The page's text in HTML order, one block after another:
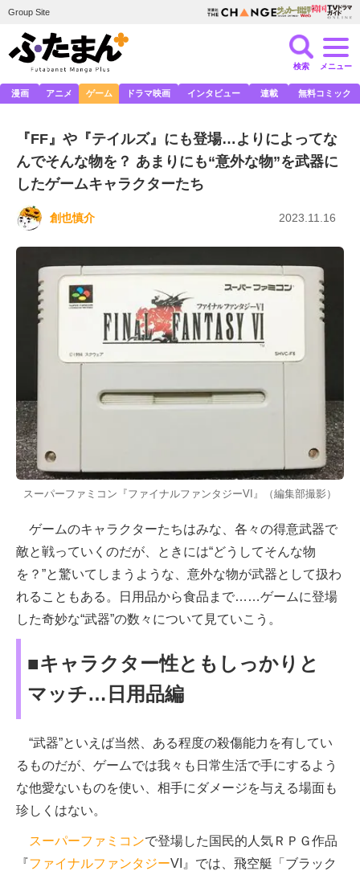
Group Site
検索 メニュー
漫画 アニメ ゲーム ドラマ映画 インタビュー 連載 無料コミック
『FF』や『テイルズ』にも登場…よりによってな
んでそんな物を？ あまりにも“意外な物”を武器に
したゲームキャラクターたち
創也慎介 2023.11.16
スーパーファミコン『ファイナルファンタジーVI』（編集部撮影）
ゲームのキャラクターたちはみな、各々の得意武器で
敵と戦っていくのだが、ときには“どうしてそんな物
を？”と驚いてしまうような、意外な物が武器として扱わ
れることもある。日用品から食品まで……ゲームに登場
した奇妙な“武器”の数々について見ていこう。
■キャラクター性ともしっかりと
マッチ…日用品編
“武器”といえば当然、ある程度の殺傷能力を有してい
るものだが、ゲームでは我々も日常生活で手にするよう
な他愛ないものを使い、相手にダメージを与える場面も
珍しくはない。
スーパーファミコンで登場した国民的人気ＲＰＧ作品
『ファイナルファンタジーVI』では、飛空艇「ブラック